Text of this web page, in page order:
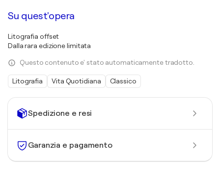
Spedizione e resi
Garanzia e pagamento
Su quest'opera
Litografia offset
Dalla rara edizione limitata
Questo contenuto e' stato automaticamente tradotto.
Litografia Vita Quotidiana Classico